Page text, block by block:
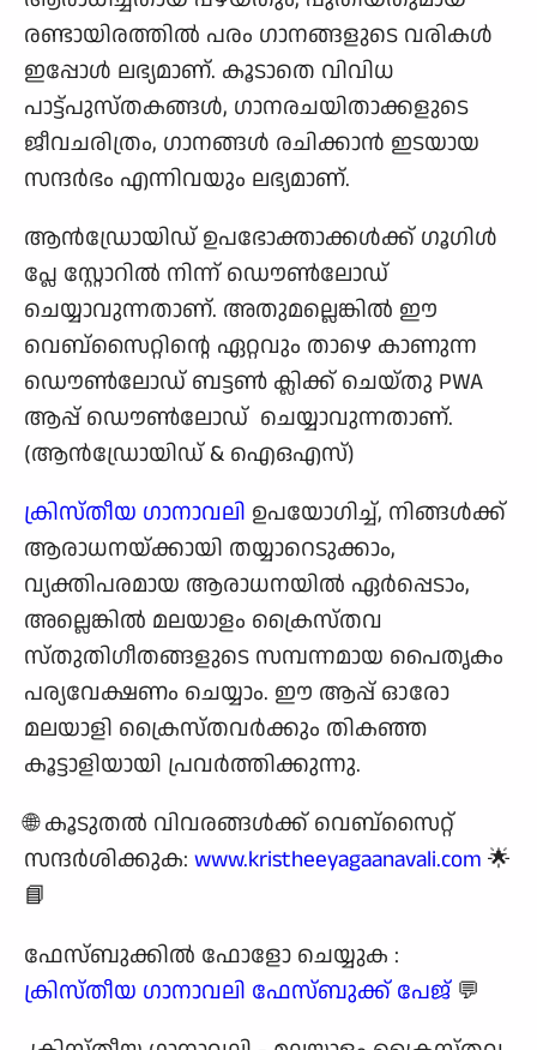
രണ്ടായിരത്തില്‍ പരം ഗാനങ്ങളുടെ വരികള്‍
ഇപ്പോള്‍ ലഭ്യമാണ്. കൂടാതെ വിവിധ
പാട്ട്പുസ്തകങ്ങള്‍, ഗാനരചയിതാക്കളുടെ
ജീവചരിത്രം, ഗാനങ്ങള്‍ രചിക്കാന്‍ ഇടയായ
സന്ദര്‍ഭം എന്നിവയും ലഭ്യമാണ്.
ആൻഡ്രോയിഡ് ഉപഭോക്താക്കൾക്ക് ഗൂഗിൾ
പ്ലേ സ്റ്റോറിൽ നിന്ന് ഡൌൺലോഡ്
ചെയ്യാവുന്നതാണ്. അതുമല്ലെങ്കിൽ ഈ
വെബ്സൈറ്റിന്റെ ഏറ്റവും താഴെ കാണുന്ന
ഡൌൺലോഡ് ബട്ടൺ ക്ലിക്ക് ചെയ്തു PWA
ആപ്പ് ഡൌൺലോഡ് ചെയ്യാവുന്നതാണ്.
(ആൻഡ്രോയിഡ് & ഐഒഎസ്)
ക്രിസ്തീയ ഗാനാവലി ഉപയോഗിച്ച്, നിങ്ങൾക്ക്
ആരാധനയ്‌ക്കായി തയ്യാറെടുക്കാം,
വ്യക്തിപരമായ ആരാധനയിൽ ഏർപ്പെടാം,
അല്ലെങ്കിൽ മലയാളം ക്രൈസ്തവ
സ്തുതിഗീതങ്ങളുടെ സമ്പന്നമായ പൈതൃകം
പര്യവേക്ഷണം ചെയ്യാം. ഈ ആപ്പ് ഓരോ
മലയാളി ക്രൈസ്തവർക്കും തികഞ്ഞ
കൂട്ടാളിയായി പ്രവർത്തിക്കുന്നു.
🌐 കൂടുതൽ വിവരങ്ങൾക്ക് വെബ്സൈറ്റ്
സന്ദർശിക്കുക: www.kristheeyagaanavali.com 🌟
📘
ഫേസ്ബുക്കിൽ ഫോളോ ചെയ്യുക :
ക്രിസ്തീയ ഗാനാവലി ഫേസ്ബുക്ക് പേജ്💬